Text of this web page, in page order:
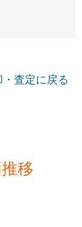
査定に戻る
移